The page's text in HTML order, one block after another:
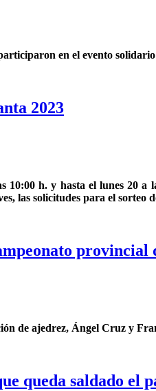
en el evento
2023
10:00 h. y hasta el lunes 20
las solicitudes para el sorteo
provincial
de ajedrez, Ángel Cruz y
queda saldado el